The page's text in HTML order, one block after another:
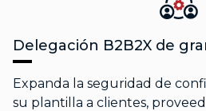
Delegación B2B2X de
Expanda la seguridad de
su plantilla a clientes,